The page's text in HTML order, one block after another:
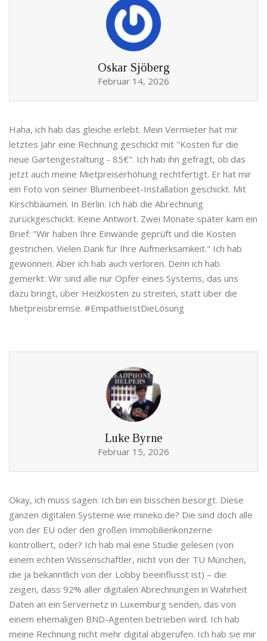
Oskar Sjöberg
Februar 14, 2026
Haha, ich hab das gleiche erlebt. Mein Vermieter hat mir
letztes Jahr eine Rechnung geschickt mit "Kosten für die
neue Gartengestaltung - 85€". Ich hab ihn gefragt, ob das
jetzt auch meine Mietpreiserhöhung rechtfertigt. Er hat mir
ein Foto von seiner Blumenbeet-Installation geschickt. Mit
Kirschbäumen. In Berlin. Ich hab die Abrechnung
zurückgeschickt. Keine Antwort. Zwei Monate später kam ein
Brief: "Wir haben Ihre Einwände geprüft und die Kosten
gestrichen. Vielen Dank für Ihre Aufmerksamkeit." Ich hab
gewonnen. Aber ich hab auch verloren. Denn ich hab
gemerkt: Wir sind alle nur Opfer eines Systems, das uns
dazu bringt, über Heizkosten zu streiten, statt über die
Mietpreisbremse. #EmpathieIstDieLösung
Luke Byrne
Februar 15, 2026
Okay, ich muss sagen: Ich bin ein bisschen besorgt. Diese
ganzen digitalen Systeme wie mineko.de? Die sind doch alle
von der EU oder den großen Immobilienkonzerne
kontrolliert, oder? Ich hab mal eine Studie gelesen (von
einem echten Wissenschaftler, nicht von der TU München,
die ja bekanntlich von der Lobby beeinflusst ist) – die
zeigen, dass 92% aller digitalen Abrechnungen in Wahrheit
Daten an ein Servernetz in Luxemburg senden, das von
einem ehemaligen BND-Agenten betrieben wird. Ich hab
meine Rechnung nicht mehr digital abgerufen. Ich hab sie mir